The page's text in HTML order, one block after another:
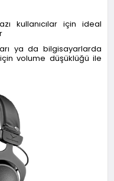
kullanıcılar için ideal
ya da bilgisayarlarda
volume düşüklüğü ile